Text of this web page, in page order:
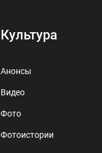
Культура
Анонсы
Видео
Фото
Фотоистории